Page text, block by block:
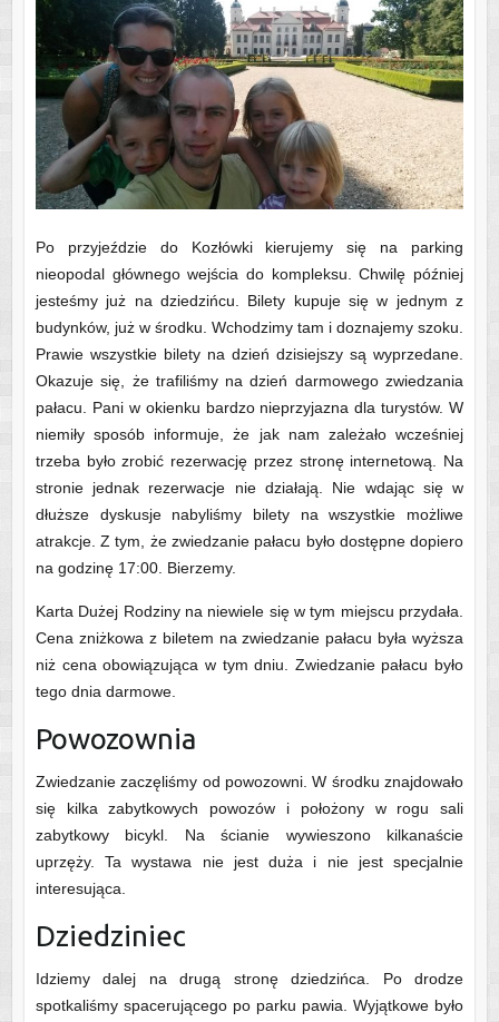
Po przyjeździe do Kozłówki kierujemy się na parking
nieopodal głównego wejścia do kompleksu. Chwilę później
jesteśmy już na dziedzińcu. Bilety kupuje się w jednym z
budynków, już w środku. Wchodzimy tam i doznajemy szoku.
Prawie wszystkie bilety na dzień dzisiejszy są wyprzedane.
Okazuje się, że trafiliśmy na dzień darmowego zwiedzania
pałacu. Pani w okienku bardzo nieprzyjazna dla turystów. W
niemiły sposób informuje, że jak nam zależało wcześniej
trzeba było zrobić rezerwację przez stronę internetową. Na
stronie jednak rezerwacje nie działają. Nie wdając się w
dłuższe dyskusje nabyliśmy bilety na wszystkie możliwe
atrakcje. Z tym, że zwiedzanie pałacu było dostępne dopiero
na godzinę 17:00. Bierzemy.
Karta Dużej Rodziny na niewiele się w tym miejscu przydała.
Cena zniżkowa z biletem na zwiedzanie pałacu była wyższa
niż cena obowiązująca w tym dniu. Zwiedzanie pałacu było
tego dnia darmowe.
Powozownia
Zwiedzanie zaczęliśmy od powozowni. W środku znajdowało
się kilka zabytkowych powozów i położony w rogu sali
zabytkowy bicykl. Na ścianie wywieszono kilkanaście
uprzęży. Ta wystawa nie jest duża i nie jest specjalnie
interesująca.
Dziedziniec
Idziemy dalej na drugą stronę dziedzińca. Po drodze
spotkaliśmy spacerującego po parku pawia. Wyjątkowe było